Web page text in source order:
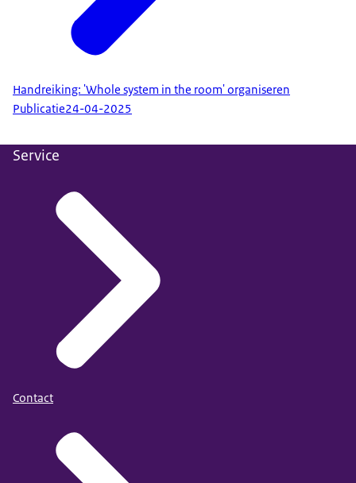
Handreiking: 'Whole system in the room' organiseren
Publicatie24-04-2025
Service
Contact